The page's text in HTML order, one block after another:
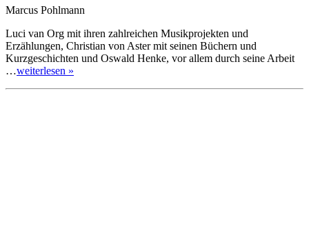
Marcus Pohlmann
Luci van Org mit ihren zahlreichen Musikprojekten und
Erzählungen, Christian von Aster mit seinen Büchern und
Kurzgeschichten und Oswald Henke, vor allem durch seine Arbeit
…weiterlesen »